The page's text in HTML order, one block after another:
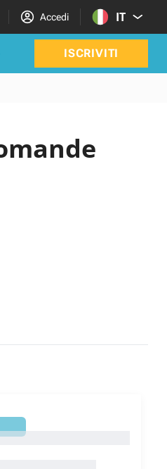
Accedi IT
ISCRIVITI